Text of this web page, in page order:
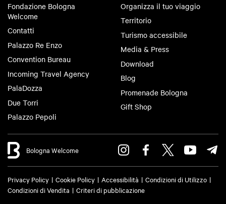
Fondazione Bologna
Welcome
Contatti
Palazzo Re Enzo
Convention Bureau
Incoming Travel Agency
PalaDozza
Due Torri
Palazzo Pepoli
Organizza il tuo viaggio
Territorio
Turismo accessibile
Media & Press
Download
Blog
Promenade Bologna
Gift Shop
Bologna Welcome
Privacy Policy Cookie Policy Accessibilità
Condizioni di Utilizzo
Condizioni di Vendita
Criteri di pubblicazione